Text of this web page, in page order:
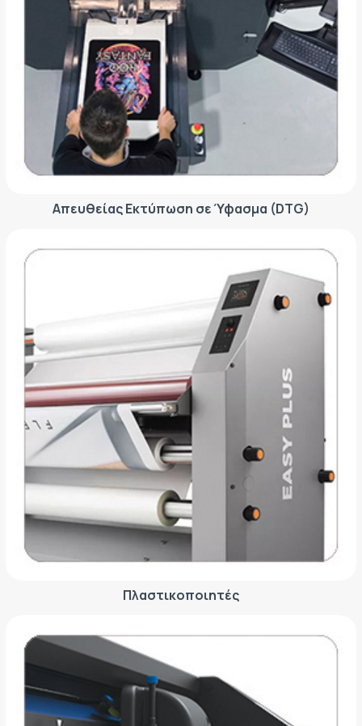
Απευθείας Εκτύπωση σε Ύφασμα (DTG)
Πλαστικοποιητές